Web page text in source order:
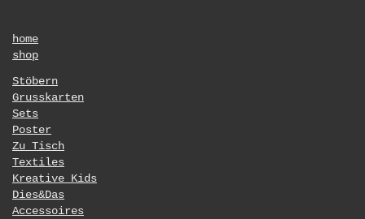
home
shop
Stöbern
Grusskarten
Sets
Poster
Zu Tisch
Textiles
Kreative Kids
Dies&Das
Accessoires